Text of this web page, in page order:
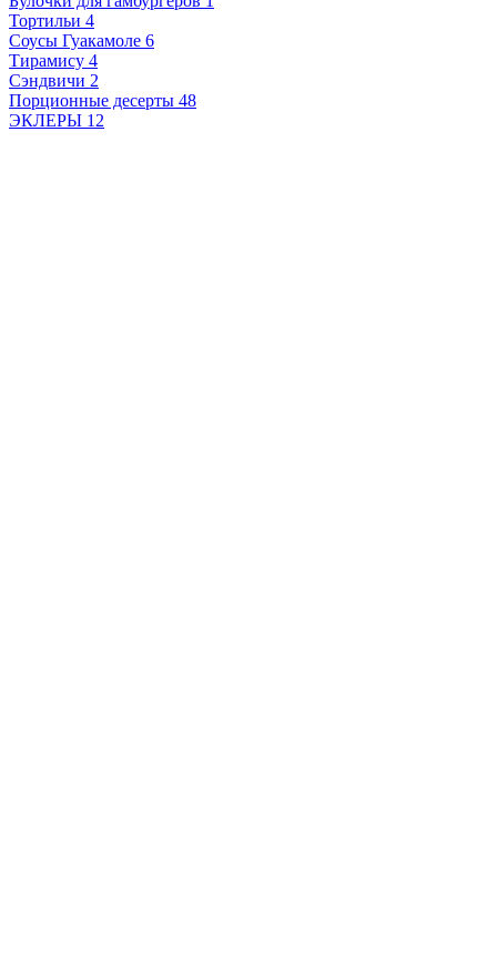
Тортильи 4
Соусы Гуакамоле 6
Тирамису 4
Сэндвичи 2
Порционные десерты 48
ЭКЛЕРЫ 12